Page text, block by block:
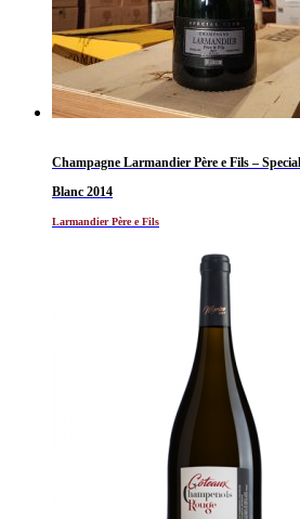
Champagne Larmandier Père e Fils –
Blanc 2014
Larmandier Père e Fils